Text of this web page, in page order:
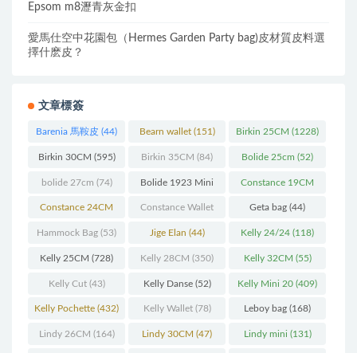
Epsom m8瀝青灰金扣
愛馬仕空中花園包（Hermes Garden Party bag)皮材質皮料選
擇什麽皮？
文章標簽
Barenia 馬鞍皮 (44) Bearn wallet(151) Birkin 25CM (1228)
Birkin 30CM (595) Birkin 35CM (84) Bolide 25cm (52)
bolide 27cm (74) Bolide 1923 Mini
(93)
Constance 19CM
(571)
Constance 24CM
(216)
Constance Wallet
(60)
Geta bag (44)
Hammock Bag (53) Jige Elan (44) Kelly 24/24 (118)
Kelly 25CM (728) Kelly 28CM (350) Kelly 32CM (55)
Kelly Cut(43) Kelly Danse(52) Kelly Mini 20 (409)
Kelly Pochette (432) Kelly Wallet(78) Leboy bag (168)
Lindy 26CM (164) Lindy 30CM (47) Lindy mini (131)